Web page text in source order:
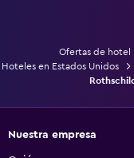
Ofertas de hotel
Hoteles en Estados Unidos
Nuestra empresa